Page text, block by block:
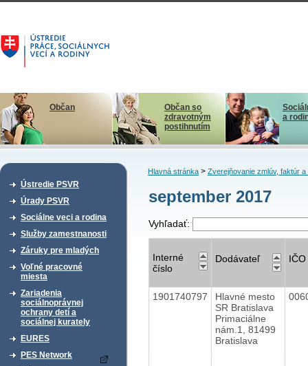
Občan
Občan so
zdravotným
postihnutím
a
Ústredie PSVR
Úrady PSVR
Sociálne veci a rodina
Služby zamestnanosti
Záruky pre mladých
Voľné pracovné
miesta
Zariadenia
sociálnoprávnej
ochrany detí a
sociálnej kurately
EURES
PES Network
Hlavná stránka> Zverejňovanie zmlúv, faktúr a
september 2017
Vyhľadať:
Interné
číslo
Dodávateľ IČO
1901740797
Hlavné mesto
SR Bratislava
Primaciálne
nám.1, 81499
Bratislava